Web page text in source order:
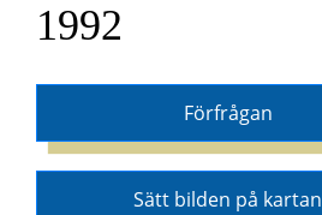
1992
Förfrågan
Sätt bilden på kartan